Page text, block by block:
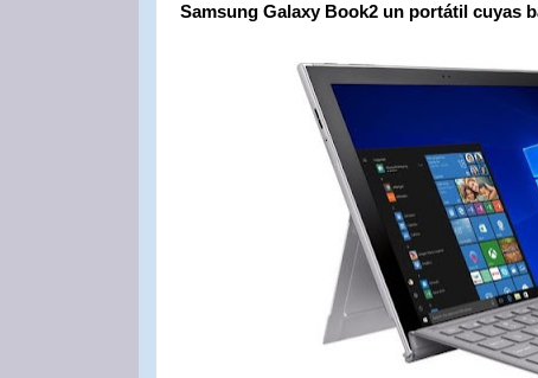
Samsung Galaxy Book2 un portátil cuyas